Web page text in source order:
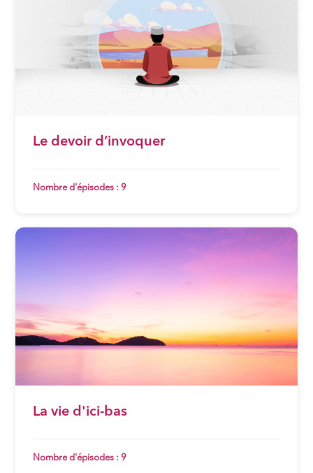
Le devoir d’invoquer
Nombre d'épisodes : 9
La vie d'ici-bas
Nombre d'épisodes : 9